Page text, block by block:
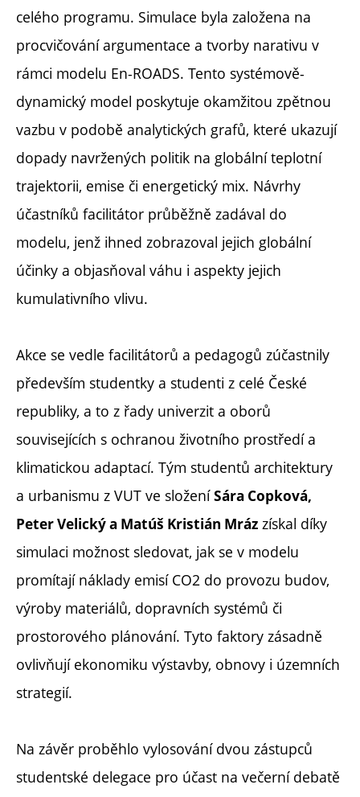
celého programu. Simulace byla založena na
procvičování argumentace a tvorby narativu v
rámci modelu En-ROADS. Tento systémově-
dynamický model poskytuje okamžitou zpětnou
vazbu v podobě analytických grafů, které ukazují
dopady navržených politik na globální teplotní
trajektorii, emise či energetický mix. Návrhy
účastníků facilitátor průběžně zadával do
modelu, jenž ihned zobrazoval jejich globální
účinky a objasňoval váhu i aspekty jejich
kumulativního vlivu.
Akce se vedle facilitátorů a pedagogů zúčastnily
především studentky a studenti z celé České
republiky, a to z řady univerzit a oborů
souvisejících s ochranou životního prostředí a
klimatickou adaptací. Tým studentů architektury
a urbanismu z VUT ve složeníSára Copková,
Peter Velický a Matúš Kristián Mráz získal díky
simulaci možnost sledovat, jak se v modelu
promítají náklady emisí CO2 do provozu budov,
výroby materiálů, dopravních systémů či
prostorového plánování. Tyto faktory zásadně
ovlivňují ekonomiku výstavby, obnovy i územních
strategií.
Na závěr proběhlo vylosování dvou zástupců
studentské delegace pro účast na večerní debatě